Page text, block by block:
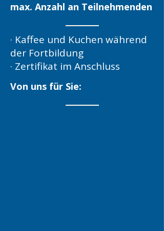
max. Anzahl an Teilnehmenden
· Kaffee und Kuchen während
der Fortbildung
· Zertifikat im Anschluss
Von uns für Sie: